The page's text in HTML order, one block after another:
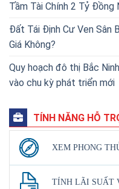
Tầm Tài Chính 2 Tỷ Đồng
Đất Tái Định Cư Ven Sân
Giá Không?
Quy hoạch đô thị Bắc
vào chu kỳ phát triển mới
TÍNH NĂNG HỖ
XEM PHONG
TÍNH LÃI SUẤT